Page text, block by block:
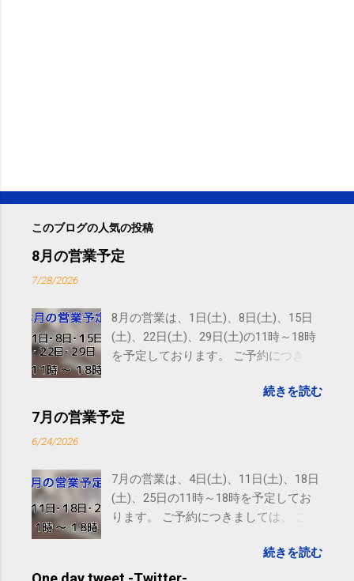
このブログの人気の投稿
8月の営業予定
7/28/2026
8月の営業は、1日(土)、8日(土)、15日
(土)、22日(土)、29日(土)の11時～18時
を予定しております。 ご予約につきま
す。 電話に出られないことがあります
ので、ご予約、お問い合わせは
続きを読む
7月の営業予定
6/24/2026
7月の営業は、4日(土)、11日(土)、18日
(土)、25日の11時～18時を予定してお
ります。 ご予約につきましては、 こち
れないことがありますので、ご予約、
お問い合わせはSMS（ショートメッセ
続きを読む